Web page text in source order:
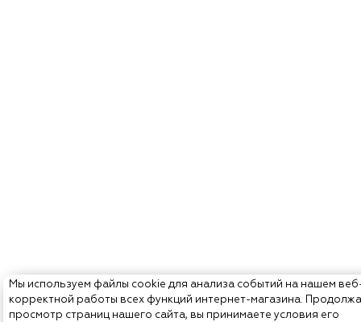
Мы используем файлы cookie для анализа событий на нашем
корректной работы всех функций интернет-магазина.
просмотр страниц нашего сайта, вы принимаете условия его